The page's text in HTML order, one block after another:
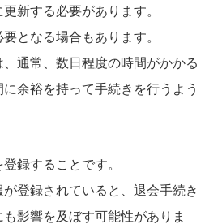
新する必要があります。
となる場合もあります。
通常、数日程度の時間がかかる
余裕を持って手続きを行うよう
録することです。
登録されていると、退会手続き
影響を及ぼす可能性がありま